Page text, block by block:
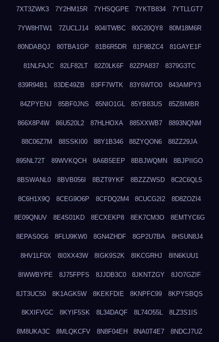
7XT3ZWK3 7Y2HM15R 7YHSQGPE 7YKTB834 7YTLLGT7
7YW8HTW1 7ZUCLJ14 804ITWBC 80G20QY8 80M18M6R
80NDABQJ 80TBA1GP 81B6R5DR 81F9BZC4 81GAYE1F
81NLFAJC 82LF82LT 82Z0LK6F 82ZPA837 8379G3TC
839R94B1 83DE49ZB 83FF7WTK 83Y6WTO0 843AMPY3
84ZPYENJ 85BF0JNS 85NIO1GL 85YB83US 85Z8IMBR
866X8P4W 86U520L2 87HLHOXA 885XXWB7 8893NQNM
88C06Z7M 88SSKI00 88Y1B346 88ZYQON6 88ZZ29JA
895NL72T 89WVKQCH 8A6B5EEP 8BBJWQMN 8BJPIIGO
8BSWANL0 8BVB056I 8BZT9YKF 8BZZZWSD 8C2C6QL5
8C6H1X9Q 8CEG9O6P 8CFDQ2M4 8CUCG2I2 8D8ZOZI4
8E09QNUV 8E4S01KD 8ECXEKP8 8EK7CM3O 8EMTYC6G
8EPAS0G6 8FLU9KW0 8GN4ZHDF 8GP2U7BA 8HSUN8J4
8HV1LF0X 8I0XX43W 8IGK9S2K 8IKCGRHJ 8IN6KUU1
8IWWBYPE 8J75FPFS 8JJDB3C0 8JKNTZGY 8JO7GZIF
8JT3UC50 8K1AGK5W 8KEKFDIE 8KNPFC99 8KPYSBQS
8KXIFVGC 8KYIF5SK 8L34DAQF 8L74O55L 8LZ3S1IS
8M8UKA3C 8MLQKCFV 8N8F04EH 8NA0T4E7 8NDCJ7UZ